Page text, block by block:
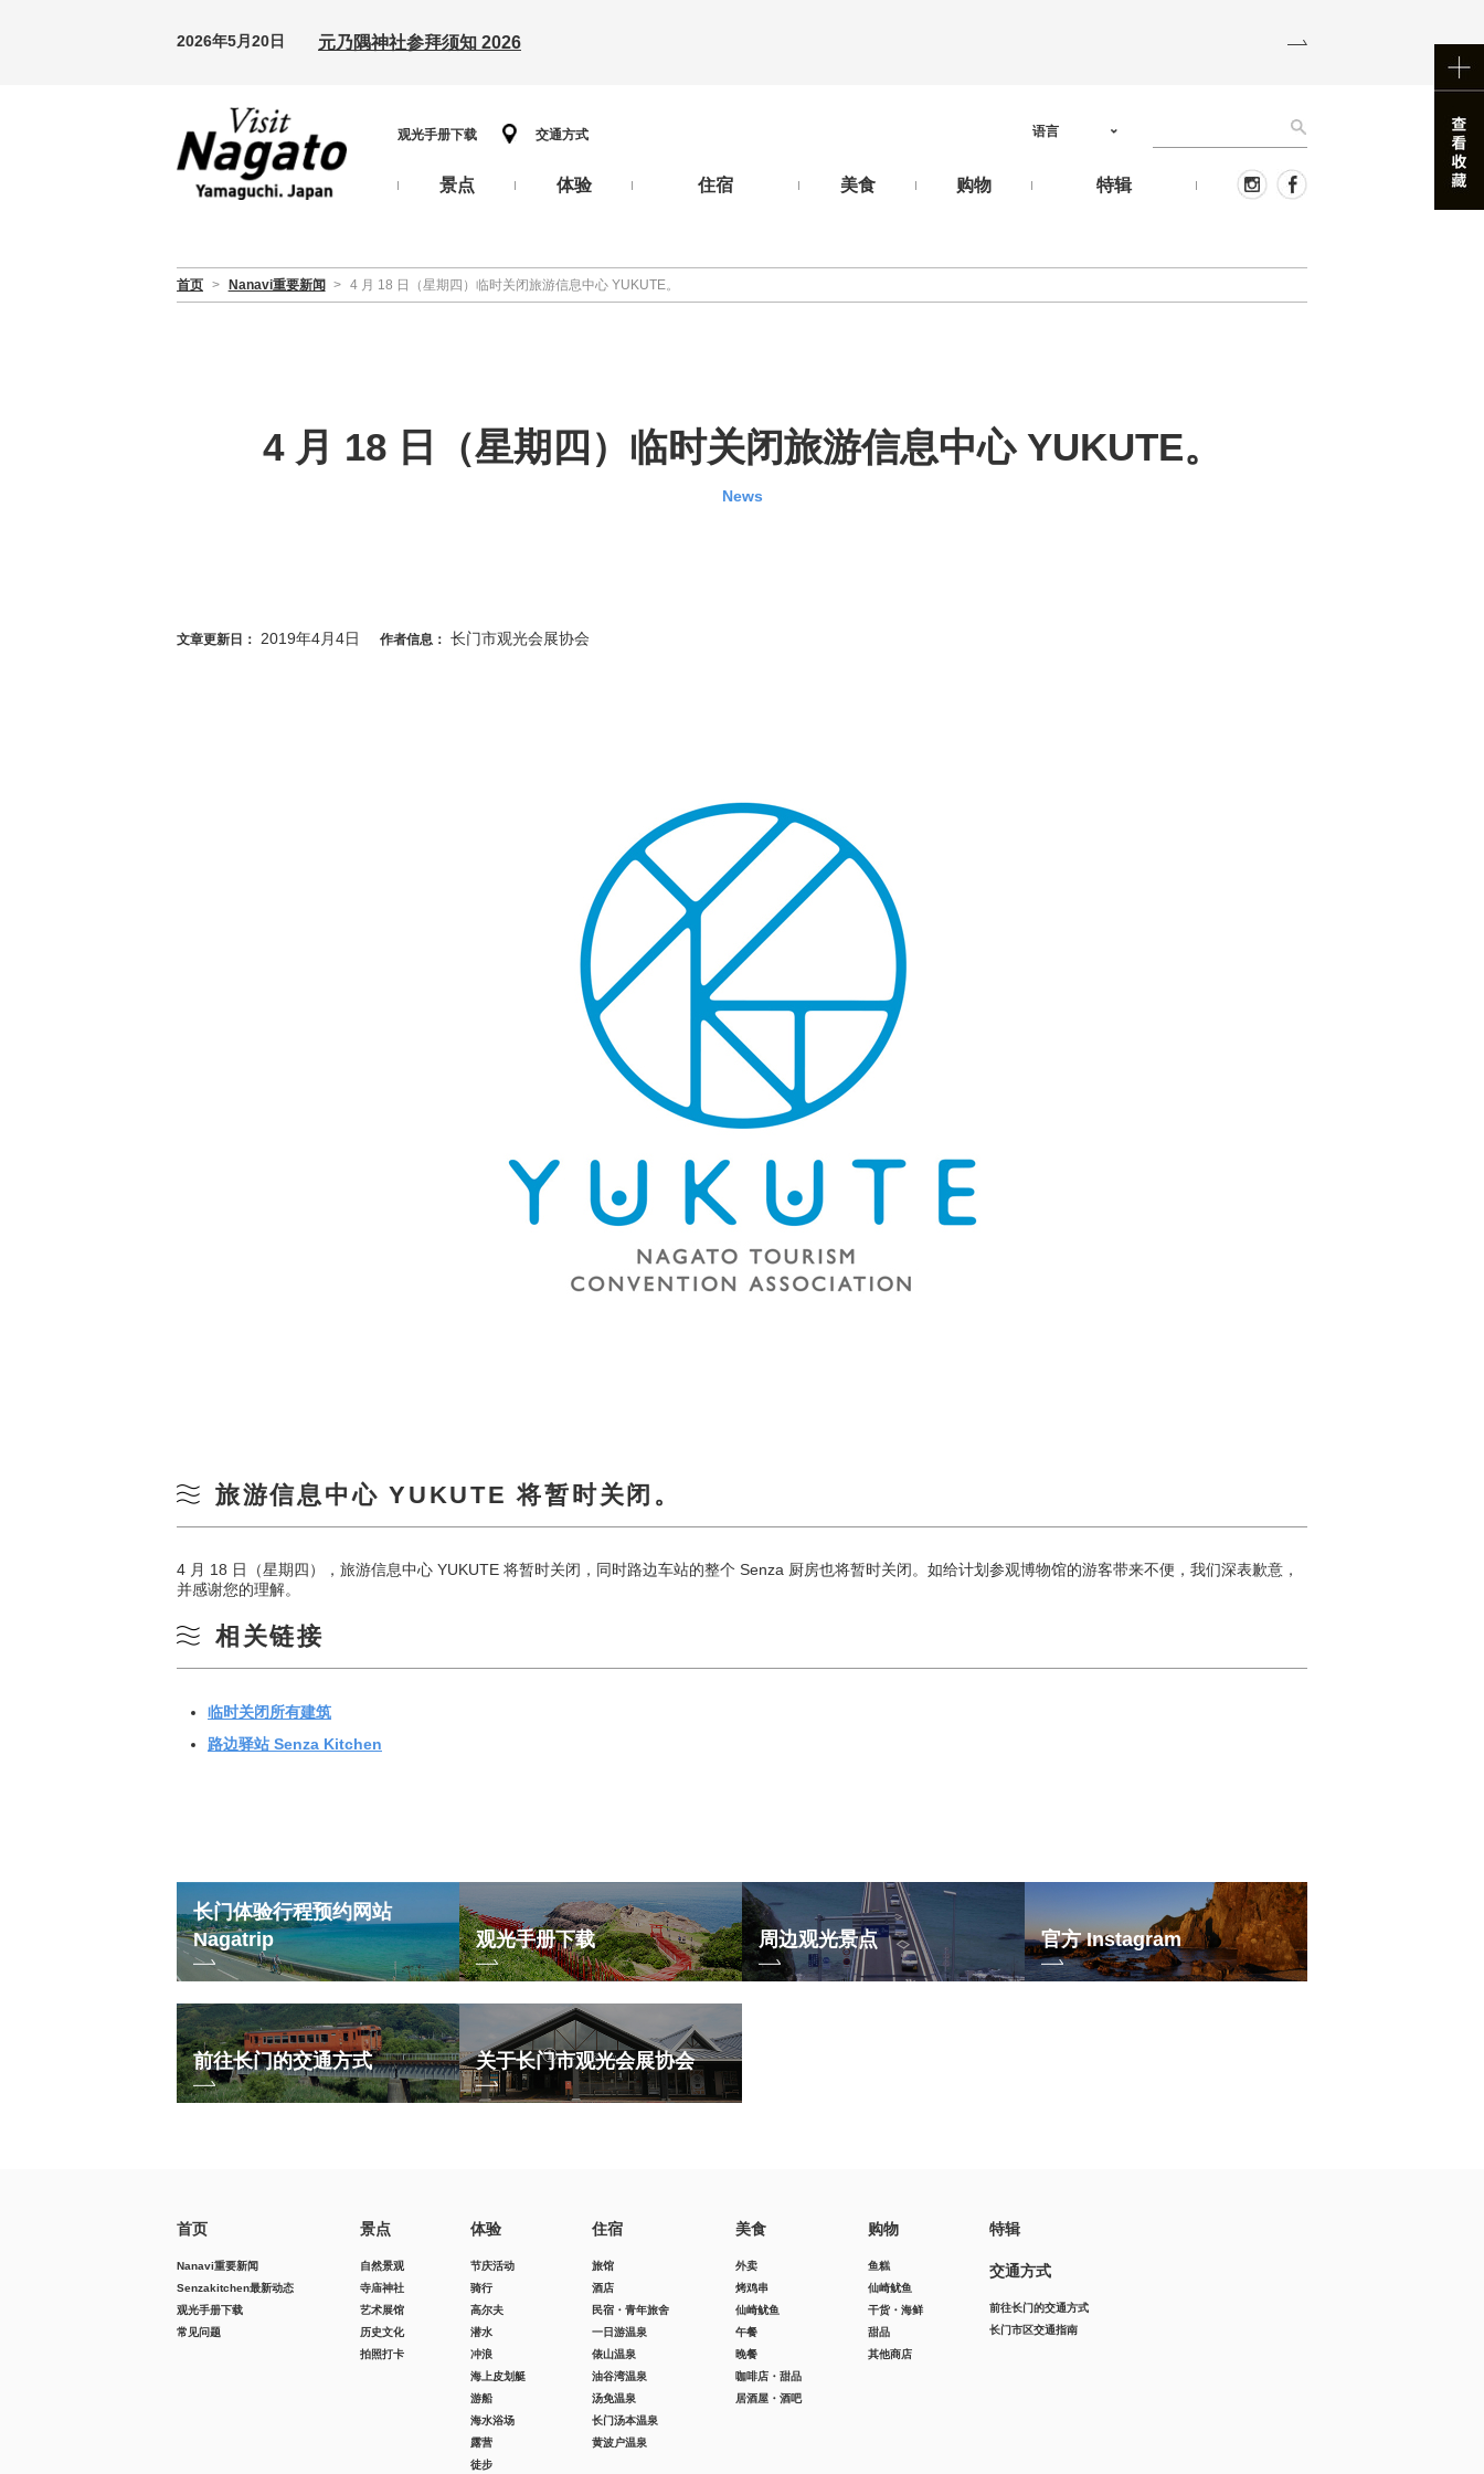
2026年5月20日 元乃隅神社参拜须知 2026
观光手册下载 交通方式
景点 体验 住宿 美食 购物 特辑
语言
首页 > Nanavi重要新闻 > 4 月 18 日（星期四）临时关闭旅游信息中心 YUKUTE。
4 月 18 日（星期四）临时关闭旅游信息中心 YUKUTE。
News
文章更新日： 2019年4月4日 作者信息： 长门市观光会展协会
旅游信息中心 YUKUTE 将暂时关闭。
4 月 18 日（星期四），旅游信息中心 YUKUTE 将暂时关闭，同时路边车站的整个 Senza 厨房也将暂时关闭。如给计划参观博物馆的游客带来不便，我们深表歉意，
并感谢您的理解。
相关链接
临时关闭所有建筑
路边驿站 Senza Kitchen
长门体验行程预约网站
Nagatrip
观光手册下载 周边观光景点 官方 Instagram
前往长门的交通方式 关于长门市观光会展协会
首页
Nanavi重要新闻
Senzakitchen最新动态
观光手册下载
常见问题
景点
自然景观
寺庙神社
艺术展馆
历史文化
拍照打卡
体验
节庆活动
骑行
高尔夫
潜水
冲浪
海上皮划艇
游船
海水浴场
露营
徒步
住宿
旅馆
酒店
民宿・青年旅舍
一日游温泉
俵山温泉
油谷湾温泉
汤免温泉
长门汤本温泉
黄波户温泉
美食
外卖
烤鸡串
仙崎鱿鱼
午餐
晚餐
咖啡店・甜品
居酒屋・酒吧
购物
鱼糕
仙崎鱿鱼
干货・海鲜
甜品
其他商店
特辑
交通方式
前往长门的交通方式
长门市区交通指南